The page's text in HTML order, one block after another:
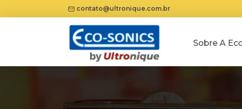
contato@ultronique.com.br
Sobre A